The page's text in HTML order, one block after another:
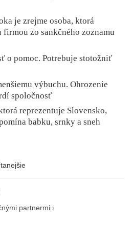
je zrejme osoba, ktorá
zo sankčného zoznamu
o pomoc. Potrebuje stotožniť
výbuchu. Ohrozenie
spoločnosť
reprezentuje Slovensko,
babku, srnky a sneh
partnermi ›